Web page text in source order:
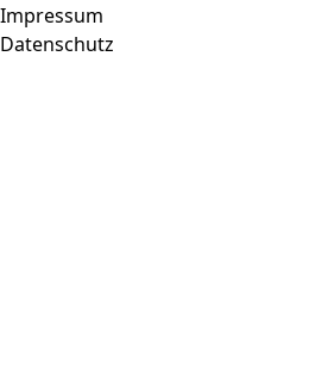
Impressum
Datenschutz